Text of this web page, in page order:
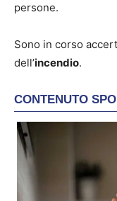
persone.
Sono in corso
dell’incendio.